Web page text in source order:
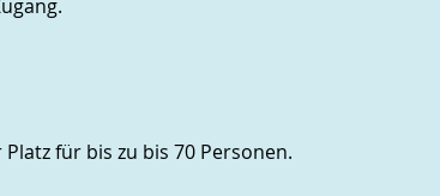
für bis zu bis 70 Personen.